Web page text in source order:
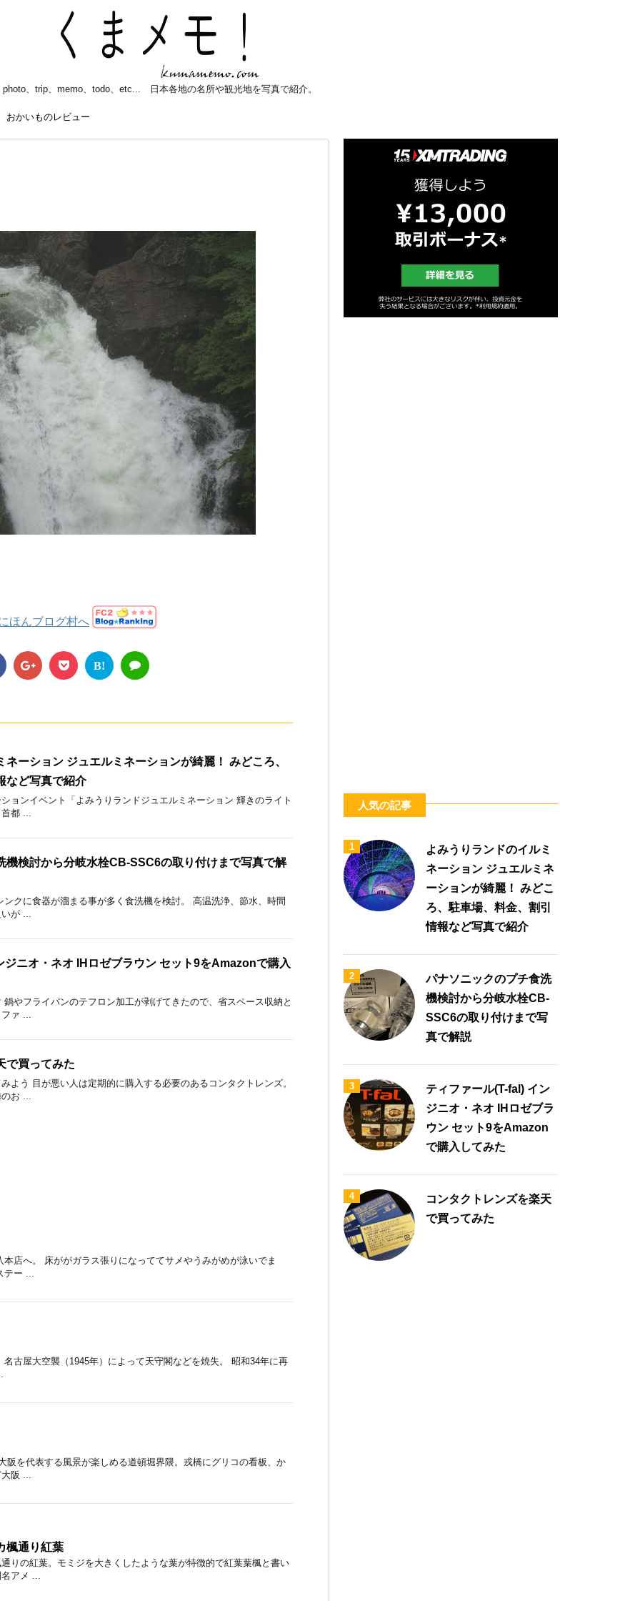
photo、trip、memo、todo、etc... 日本各地の名所や観光地を写真で紹介。
おかいものレビュー
B!
ーション ジュエルミネーションが綺麗！ みどころ、
など写真で紹介
ョンイベント「よみうりランドジュエルミネーション 輝きのライト
都 ...
機検討から分岐水栓CB-SSC6の取り付けまで写真で解
クに食器が溜まる事が多く食洗機を検討。 高温洗浄、節水、時間
が ...
ジニオ・ネオ IHロゼブラウン セット9をAmazonで購入
やフライパンのテフロン加工が剥げてきたので、省スペース収納と
ァ ...
で買ってみた
よう 目が悪い人は定期的に購入する必要のあるコンタクトレンズ。
お ...
店へ。 床ががガラス張りになっててサメやうみがめが泳いでま
テー ...
古屋大空襲（1945年）によって天守閣などを焼失。 昭和34年に再
阪を代表する風景が楽しめる道頓堀界隈。戎橋にグリコの看板、か
阪 ...
楓通り紅葉
りの紅葉。モミジを大きくしたような葉が特徴的で紅葉葉楓と書い
アメ ...
人気の記事
1
よみうりランドのイルミ
ネーション ジュエルミネ
ーションが綺麗！ みどこ
ろ、駐車場、料金、割引
情報など写真で紹介
2
パナソニックのプチ食洗
機検討から分岐水栓CB-
SSC6の取り付けまで写
真で解説
3
ティファール(T-fal) イン
ジニオ・ネオ IHロゼブラ
ウン セット9をAmazon
で購入してみた
4
コンタクトレンズを楽天
で買ってみた